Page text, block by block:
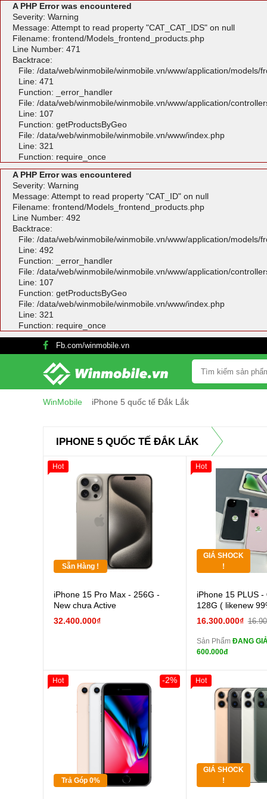
A PHP Error was encountered
Severity: Warning
Message: Attempt to read property "CAT_CAT_IDS" on null
Filename: frontend/Models_frontend_products.php
Line Number: 471
Backtrace:
File: /data/web/winmobile/winmobile.vn/www/application/models/
Line: 471
Function: _error_handler
File: /data/web/winmobile/winmobile.vn/www/application/
Line: 107
Function: getProductsByGeo
File: /data/web/winmobile/winmobile.vn/www/index.php
Line: 321
Function: require_once
A PHP Error was encountered
Severity: Warning
Message: Attempt to read property "CAT_ID" on null
Filename: frontend/Models_frontend_products.php
Line Number: 492
Backtrace:
File: /data/web/winmobile/winmobile.vn/www/application/models/
Line: 492
Function: _error_handler
File: /data/web/winmobile/winmobile.vn/www/application/
Line: 107
Function: getProductsByGeo
File: /data/web/winmobile/winmobile.vn/www/index.php
Line: 321
Function: require_once
Fb.com/winmobile.vn
WinMobile iPhone 5 quốc tế Đắk Lắk
IPHONE 5 QUỐC TẾ ĐẮK LẮK
Sẵn Hàng !
iPhone 15 Pro Max - 256G -
New chưa Active
32.400.000₫
Hot
GIÁ SHOCK
!
Giảm 100.000đ
Tặng
màn
tai
Pin
các Phụ Kiện Khác
iPhone 15 PLUS -
128G ( likenew
16.300.000₫
Sản Phẩm ĐANG
600.000đ
Hot
Trả Góp 0%
Giảm 100.000đ
Khách Hàng
Thân Thiết
Tặng
-2%
Hot
GIÁ SHOCK
!
Giảm 100.000đ
Thân Thiết
Hot